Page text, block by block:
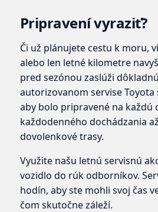
Pripravení vyraziť?
Či už plánujete cestu k moru,
alebo len letné kilometre
pred sezónou zaslúži
autorizovanom servise
aby bolo pripravené na každú
každodenného dochádzania
dovolenkové trasy.
Využite našu letnú servisnú
vozidlo do rúk odborníkov.
hodín, aby ste mohli svoj čas
čom skutočne záleží.